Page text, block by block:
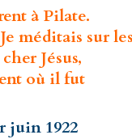
à Pilate.
méditais sur
Jésus,
où il fut
juin 1922